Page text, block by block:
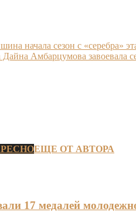
начала сезон с «серебра»
Дайна Амбарцумова завоевала
ЕЩЕ ОТ АВТОРА
17 медалей